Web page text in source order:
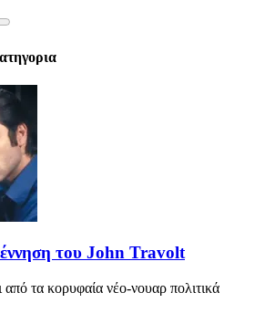
του John Travolt
τα κορυφαία νέο-νουαρ πολιτικά